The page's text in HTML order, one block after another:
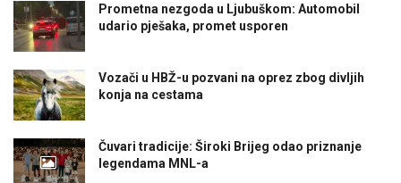
Prometna nezgoda u Ljubuškom: Automobil
udario pješaka, promet usporen
Vozači u HBŽ-u pozvani na oprez zbog divljih
konja na cestama
Čuvari tradicije: Široki Brijeg odao priznanje
legendama MNL-a